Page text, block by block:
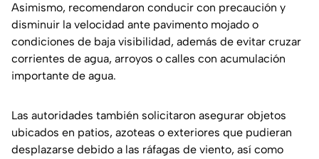
Asimismo, recomendaron conducir con precaución y
disminuir la velocidad ante pavimento mojado o
condiciones de baja visibilidad, además de evitar cruzar
corrientes de agua, arroyos o calles con acumulación
importante de agua.
Las autoridades también solicitaron asegurar objetos
ubicados en patios, azoteas o exteriores que pudieran
desplazarse debido a las ráfagas de viento, así como